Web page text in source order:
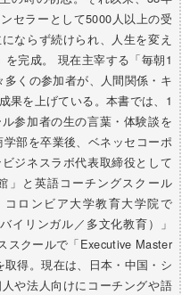
セラーとして5000人以上の受
ならず続けられ、人生を変え
完成。 現在主宰する「毎朝1
くの参加者が、人間関係・キ
果を上げている。本書では、1
参加者の生の言葉・体験談を
部を卒業後、ベネッセコーポ
ジネスラボ代表取締役として
」と英語コーチングスクール
コロンビア大学教育大学院で
イリンガル／多文化教育）」
スクールで「Executive Master
得。現在は、日本・中国・シ
や法人向けにコーチングや語